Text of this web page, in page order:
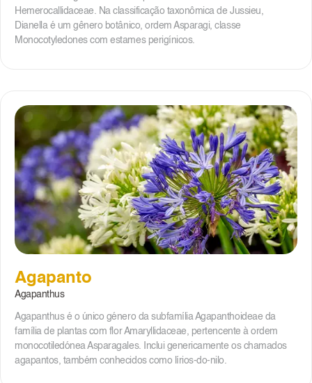
Hemerocallidaceae. Na classificação taxonômica de Jussieu,
Dianella é um gênero botânico, ordem Asparagi, classe
Monocotyledones com estames perigínicos.
Agapanto
Agapanthus
Agapanthus é o único género da subfamília Agapanthoideae da
família de plantas com flor Amaryllidaceae, pertencente à ordem
monocotiledónea Asparagales. Inclui genericamente os chamados
agapantos, também conhecidos como lírios-do-nilo.